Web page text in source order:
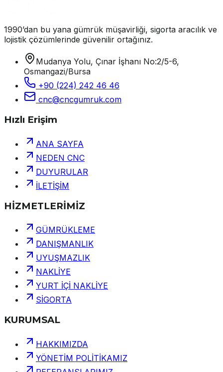
1990’dan bu yana gümrük müşavirliği, sigorta aracılık ve
lojistik çözümlerinde güvenilir ortağınız.
Mudanya Yolu, Çınar İşhanı No:2/5-6,
Osmangazi/Bursa
+90 (224) 242 46 46
cnc@cncgumruk.com
Hızlı Erişim
ANA SAYFA
NEDEN CNC
DUYURULAR
İLETİŞİM
HİZMETLERİMİZ
GÜMRÜKLEME
DANIŞMANLIK
UYUŞMAZLIK
NAKLİYE
YURT İÇİ NAKLİYE
SİGORTA
KURUMSAL
HAKKIMIZDA
YÖNETİM POLİTİKAMIZ